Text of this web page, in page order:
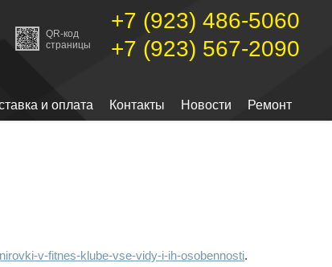
QR-код
страницы
+7 (923) 486-5060
+7 (923) 567-2090
и оплата Контакты Новости Ремонт
v-fitnes-klube-vse-vidy-i-ih-osobennosti.